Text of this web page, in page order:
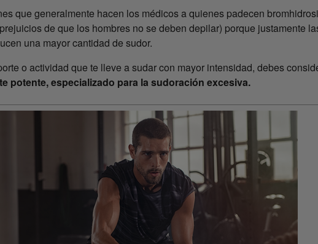
que generalmente hacen los médicos a quienes padecen
de que los hombres no se deben depilar) porque justamente
una mayor cantidad de sudor.
o actividad que te lleve a sudar con mayor intensidad, debes
potente, especializado para la sudoración excesiva.